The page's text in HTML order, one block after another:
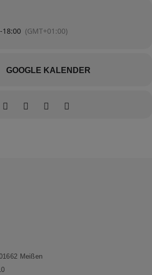
-18:00 (GMT+01:00)
GOOGLE KALENDER
Meißen